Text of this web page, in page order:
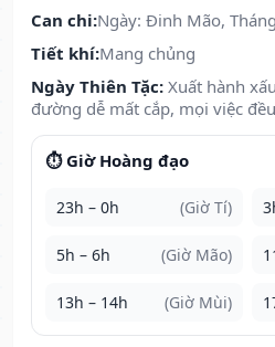
Can chi:Ngày: Đinh Mão,
Tiết khí:Mang chủng
Ngày Thiên Tặc: Xuất hành
đường dễ mất cắp, mọi việc
⏱️ Giờ Hoàng đạo
23h – 0h (Giờ Tí)
5h – 6h (Giờ Mão)
13h – 14h (Giờ Mùi)